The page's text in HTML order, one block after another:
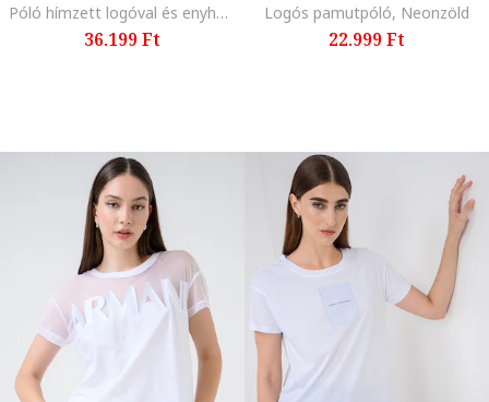
Póló hímzett logóval és enyhén áttetsző anyagbetétekkel, Fekete
36.199 Ft
Logós pamutpóló, Neonzöld
22.999 Ft